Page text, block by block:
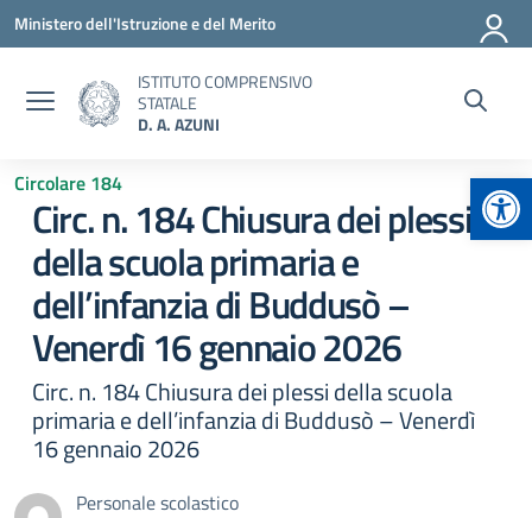
Vai ai contenuti
Vai al menu di navigazione
Vai al footer
Ministero dell'Istruzione e del Merito
ISTITUTO COMPRENSIVO
STATALE
D. A. AZUNI
Circolare 184
Circ. n. 184 Chiusura dei plessi
della scuola primaria e
dell’infanzia di Buddusò –
Venerdì 16 gennaio 2026
Circ. n. 184 Chiusura dei plessi della scuola
primaria e dell’infanzia di Buddusò – Venerdì
16 gennaio 2026
Personale scolastico